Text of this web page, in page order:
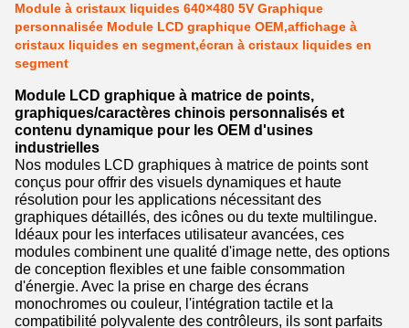
Module à cristaux liquides 640×480 5V Graphique
personnalisée Module LCD graphique OEM,affichage à
cristaux liquides en segment,écran à cristaux liquides en
segment
Module LCD graphique à matrice de points,
graphiques/caractères chinois personnalisés et
contenu dynamique pour les OEM d'usines
industrielles
Nos modules LCD graphiques à matrice de points sont
conçus pour offrir des visuels dynamiques et haute
résolution pour les applications nécessitant des
graphiques détaillés, des icônes ou du texte multilingue.
Idéaux pour les interfaces utilisateur avancées, ces
modules combinent une qualité d'image nette, des options
de conception flexibles et une faible consommation
d'énergie. Avec la prise en charge des écrans
monochromes ou couleur, l'intégration tactile et la
compatibilité polyvalente des contrôleurs, ils sont parfaits